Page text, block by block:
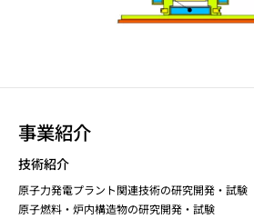
事業紹介
技術紹介
原子力発電プラント関連技術の研究開発・試験
原子燃料・炉内構造物の研究開発・試験